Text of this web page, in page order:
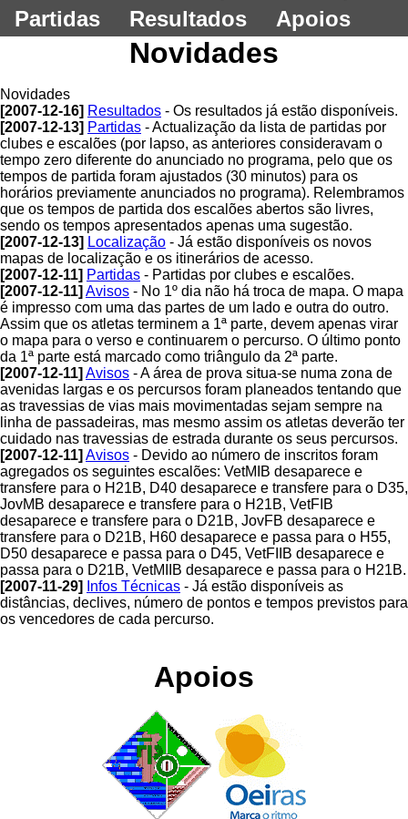
Partidas
Resultados Apoios
Novidades
Novidades
[2007-12-16] Resultados - Os resultados já estão disponíveis.
[2007-12-13] Partidas - Actualização da lista de partidas por
clubes e escalões (por lapso, as anteriores consideravam o
tempo zero diferente do anunciado no programa, pelo que os
tempos de partida foram ajustados (30 minutos) para os
horários previamente anunciados no programa). Relembramos
que os tempos de partida dos escalões abertos são livres,
sendo os tempos apresentados apenas uma sugestão.
[2007-12-13] Localização - Já estão disponíveis os novos
mapas de localização e os itinerários de acesso.
[2007-12-11] Partidas - Partidas por clubes e escalões.
[2007-12-11] Avisos - No 1º dia não há troca de mapa. O mapa
é impresso com uma das partes de um lado e outra do outro.
Assim que os atletas terminem a 1ª parte, devem apenas virar
o mapa para o verso e continuarem o percurso. O último ponto
da 1ª parte está marcado como triângulo da 2ª parte.
[2007-12-11] Avisos - A área de prova situa-se numa zona de
avenidas largas e os percursos foram planeados tentando que
as travessias de vias mais movimentadas sejam sempre na
linha de passadeiras, mas mesmo assim os atletas deverão ter
cuidado nas travessias de estrada durante os seus percursos.
[2007-12-11] Avisos - Devido ao número de inscritos foram
agregados os seguintes escalões: VetMIB desaparece e
transfere para o H21B, D40 desaparece e transfere para o D35,
JovMB desaparece e transfere para o H21B, VetFIB
desaparece e transfere para o D21B, JovFB desaparece e
transfere para o D21B, H60 desaparece e passa para o H55,
D50 desaparece e passa para o D45, VetFIIB desaparece e
passa para o D21B, VetMIIB desaparece e passa para o H21B.
[2007-11-29]
Infos Técnicas - Já estão disponíveis as
distâncias, declives, número de pontos e tempos previstos para
os vencedores de cada percurso.
Apoios